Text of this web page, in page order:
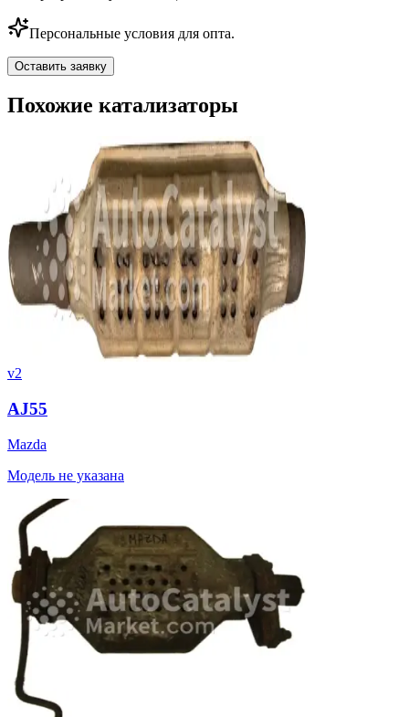
Персональные условия для опта.
Оставить заявку
Похожие катализаторы
v2
AJ55
Mazda
Модель не указана